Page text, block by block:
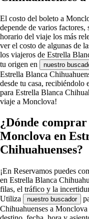
El costo del boleto a
depende de varios
horario del viaje los más
ver el costo de algunas de
los viajeros de Estrella
tu origen en
nuestro
Estrella Blanca
desde tu casa, recibiéndolo
para Estrella Blanca
viaje a Monclova!
¿Dónde comprar
Monclova en
Chihuahuenses?
¡En Reservamos puedes
en Estrella Blanca
filas, el tráfico y la
Utiliza
nuestro buscador
Chihuahuenses a